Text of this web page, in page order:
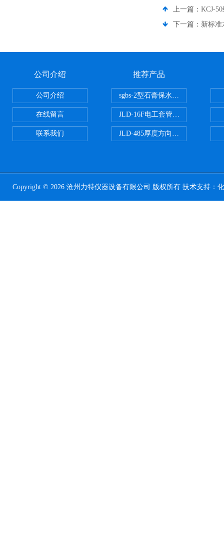
上一篇： KCJ-
下一篇： 新标准
公司介绍
公司介绍
在线留言
联系我们
推荐产品
sgbs-2型石膏保水率测定仪粉刷
JLD-16F电工套管恒温水浴管材
JLD-485厚度方向性钢板拉伸试验
Copyright © 2026 沧州力特仪器设备有限公司 版权所有 技术支持：